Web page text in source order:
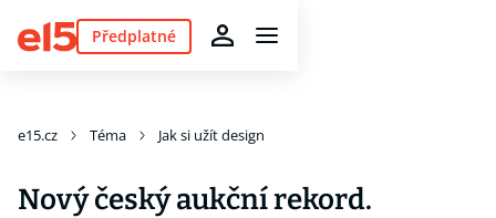
Předplatné
e15.cz Téma Jak si užít design
Nový český aukční rekord.